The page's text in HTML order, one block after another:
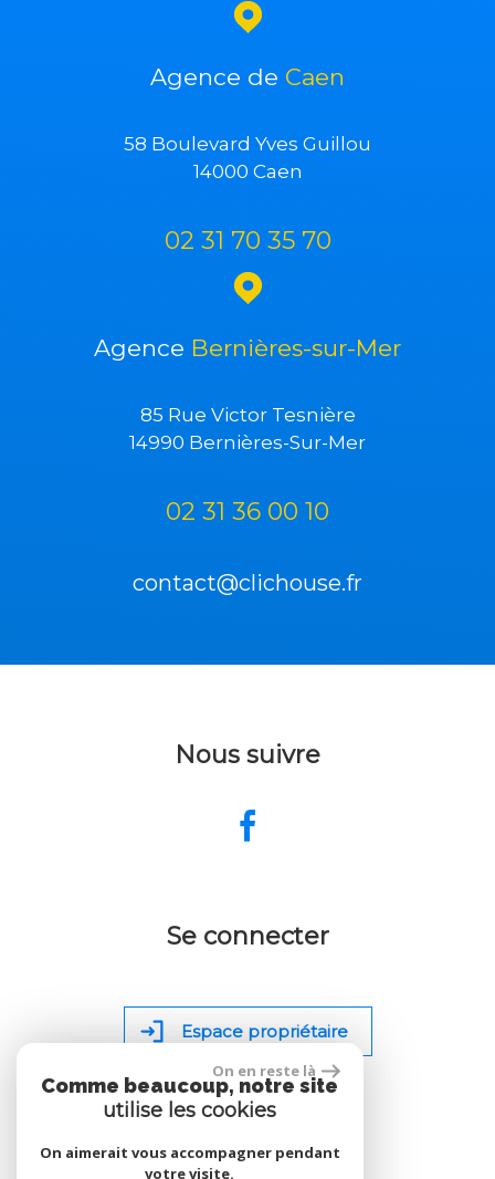
Agence de Caen
58 Boulevard Yves Guillou
14000 Caen
02 31 70 35 70
Agence Bernières-sur-Mer
85 Rue Victor Tesnière
14990 Bernières-Sur-Mer
02 31 36 00 10
contact@clichouse.fr
Nous suivre
Se connecter
Espace propriétaire
site réalisé par
On en reste là
Comme beaucoup, notre site
utilise les cookies
On aimerait vous accompagner pendant
votre visite.